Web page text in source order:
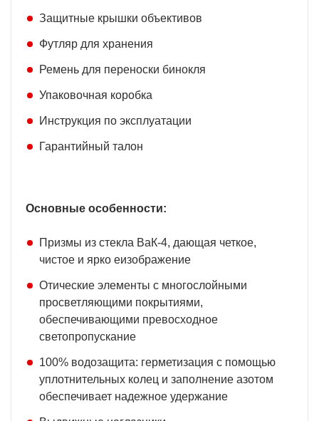
Защитные крышки объективов
Футляр для хранения
Ремень для переноски бинокля
Упаковочная коробка
Инструкция по эксплуатации
Гарантийный талон
Основные особенности:
Призмы из стекла ВаК-4, дающая четкое,
чистое и ярко еизображение
Отические элементы с многослойными
просветляющими покрытиями,
обеспечивающими превосходное
светопропускание
100% водозащита: герметизация с помощью
уплотнительных колец и заполнение азотом
обеспечивает надежное удержание